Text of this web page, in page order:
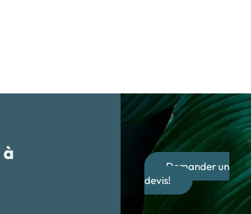
Demander un
devis!